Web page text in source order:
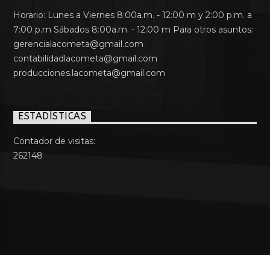
Horario: Lunes a Viernes 8:00a.m. - 12:00 m y 2:00 p.m. a
7:00 p.m Sábados 8:00a.m. - 12:00 m Para otros asuntos:
gerencialacometa@gmail.com
contabilidadlacometa@gmail.com
producciones.lacometa@gmail.com
ESTADÍSTICAS
Contador de visitas:
262148